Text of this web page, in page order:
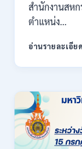
สำนักงานสห
ตำแหน่ง…
อ่านรายละเอียด